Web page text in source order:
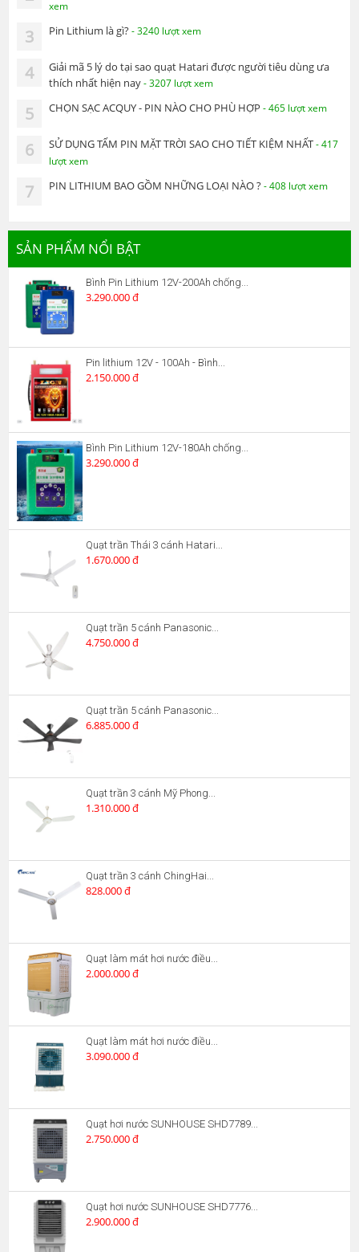
xem
Pin Lithium là gì?- 3240 lượt xem
3
Giải mã 5 lý do tại sao quạt Hatari được người tiêu dùng ưa
thích nhất hiện nay- 3207 lượt xem
4
CHỌN SẠC ACQUY - PIN NÀO CHO PHÙ HỢP - 465 lượt xem
5
SỬ DỤNG TẤM PIN MẶT TRỜI SAO CHO TIẾT KIỆM NHẤT- 417
lượt xem
6
PIN LITHIUM BAO GỒM NHỮNG LOẠI NÀO ?- 408 lượt xem
7
SẢN PHẨM NỔI BẬT
Bình Pin Lithium 12V-200Ah chống...
3.290.000 đ
Pin lithium 12V - 100Ah - Bình...
2.150.000 đ
Bình Pin Lithium 12V-180Ah chống...
3.290.000 đ
Quạt trần Thái 3 cánh Hatari...
1.670.000 đ
Quạt trần 5 cánh Panasonic...
4.750.000 đ
Quạt trần 5 cánh Panasonic...
6.885.000 đ
Quạt trần 3 cánh Mỹ Phong...
1.310.000 đ
Quạt trần 3 cánh ChingHai...
828.000 đ
Quạt làm mát hơi nước điều...
2.000.000 đ
Quạt làm mát hơi nước điều...
3.090.000 đ
Quạt hơi nước SUNHOUSE SHD7789...
2.750.000 đ
Quạt hơi nước SUNHOUSE SHD7776...
2.900.000 đ